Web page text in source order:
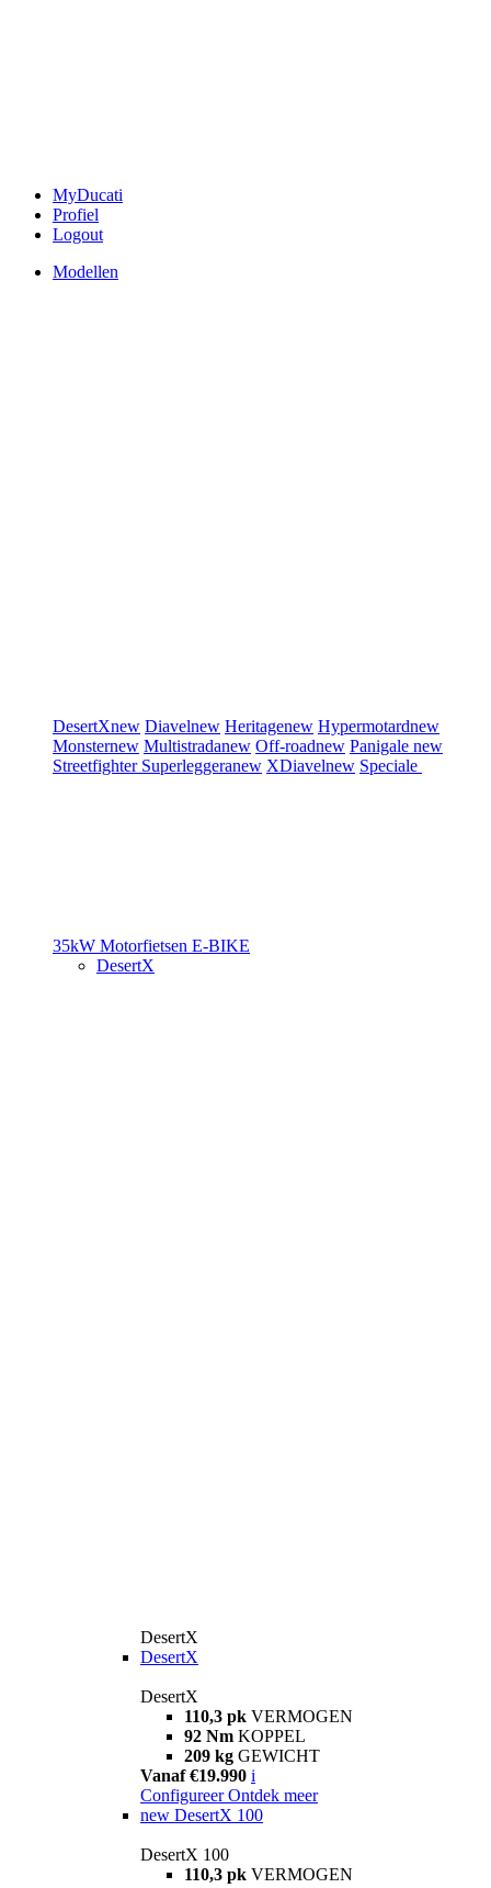
MyDucati
Profiel
Logout
Modellen
DesertXnew Diavelnew Heritagenew Hypermotardnew
Monsternew Multistradanew Off-roadnew Panigale new
Streetfighter Superleggeranew XDiavelnew Speciale
35kW Motorfietsen E-BIKE
DesertX
DesertX
DesertX
DesertX
110,3 pk VERMOGEN
92 Nm KOPPEL
209 kg GEWICHT
Vanaf €19.990 i
Configureer Ontdek meer
new DesertX 100
DesertX 100
110,3 pk VERMOGEN